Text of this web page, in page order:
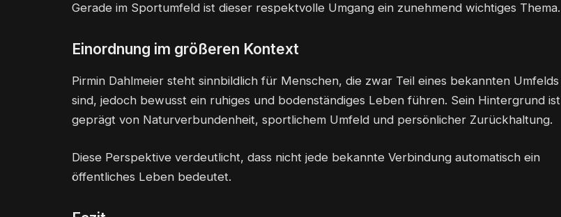
Gerade im Sportumfeld ist dieser respektvolle Umgang ein zunehmend wichtiges Thema.
Einordnung im größeren Kontext
Pirmin Dahlmeier steht sinnbildlich für Menschen, die zwar Teil eines bekannten Umfelds
sind, jedoch bewusst ein ruhiges und bodenständiges Leben führen. Sein Hintergrund ist
geprägt von Naturverbundenheit, sportlichem Umfeld und persönlicher Zurückhaltung.
Diese Perspektive verdeutlicht, dass nicht jede bekannte Verbindung automatisch ein
öffentliches Leben bedeutet.